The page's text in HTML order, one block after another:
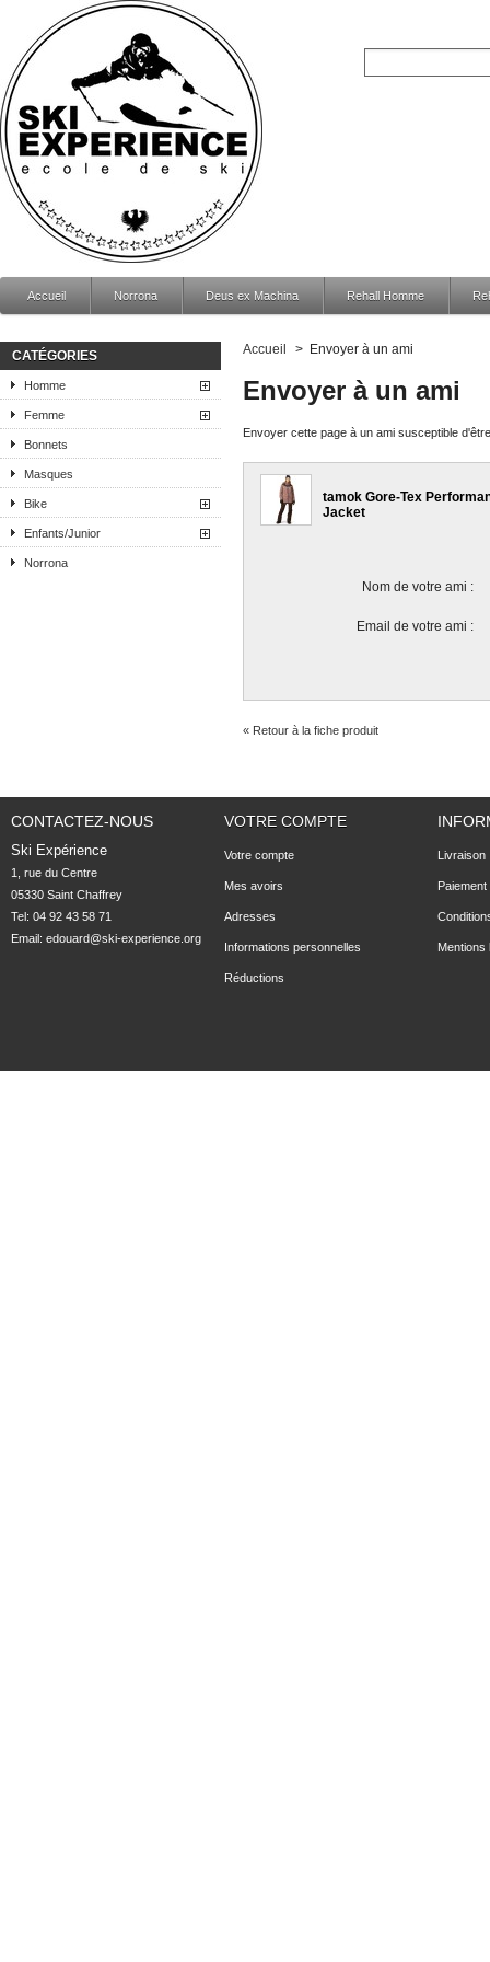
Accueil Norrona Deus ex Machina Rehall Homme
CATÉGORIES
Homme
Femme
Bonnets
Masques
Bike
Enfants/Junior
Norrona
Accueil > Envoyer à un ami
Envoyer à un ami
Envoyer cette page à un ami susceptible
tamok Gore-Tex Performance Shell
Jacket
Nom de votre ami :
Email de votre ami :
« Retour à la fiche produit
CONTACTEZ-NOUS
Ski Expérience
1, rue du Centre
05330 Saint Chaffrey
Tel: 04 92 43 58 71
Email: edouard@ski-experience.org
VOTRE COMPTE
Votre compte
Mes avoirs
Adresses
Informations personnelles
Réductions
Livraison
Mentions